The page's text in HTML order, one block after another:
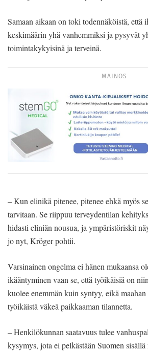
Samaan aikaan on toki todennäköistä, että
keskimäärin yhä vanhemmiksi ja pysyvät
toimintakykyisinä ja terveinä.
MAINOS
– Kun elinikä pitenee, pitenee ehkä myös
tarvitaan. Se riippuu terveydentilan
hidasti eliniän nousua, ja ympäristöriskit
jo nyt, Kröger pohtii.
Varsinainen ongelma ei hänen mukaansa
ikääntyminen vaan se, että työikäisiä on
kuolee enemmän kuin syntyy, eikä
työikäistä väkeä paikkaaman tilannetta.
– Henkilökunnan saatavuus tulee
kysymys, jota ei pelkästään Suomen sisällä